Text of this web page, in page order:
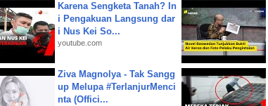
Karena Sengketa Tanah? In
i Pengakuan Langsung dar
i Nus Kei So...
youtube.com
Ziva Magnolya - Tak Sangg
up Melupa #TerlanjurMenci
nta (Offici...